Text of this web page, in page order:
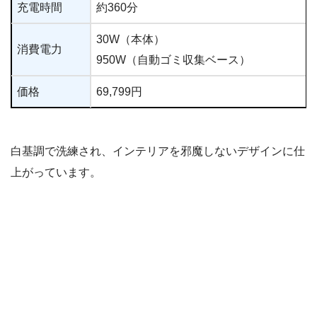
充電時間 約360分
消費電力
30W（本体）
950W（自動ゴミ収集ベース）
価格 69,799円
白基調で洗練され、インテリアを邪魔しないデザインに仕
上がっています。